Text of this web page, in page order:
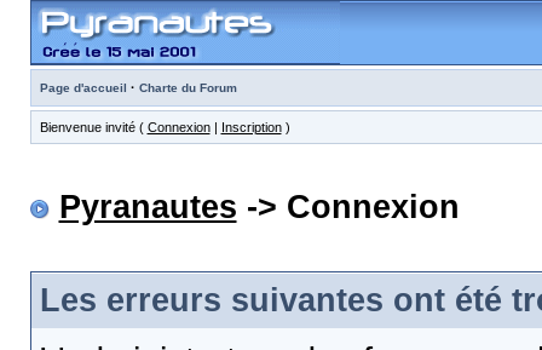
Page d'accueil · Charte du Forum
Bienvenue invité ( Connexion| Inscription)
Pyranautes -> Connexion
Les erreurs suivantes ont été